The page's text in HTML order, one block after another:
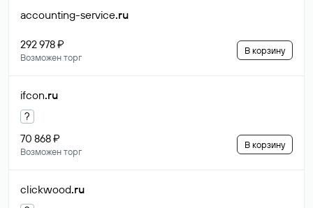
accounting-service.ru
292 978 ₽
Возможен торг
В корзину
ifcon.ru
?
70 868 ₽
Возможен торг
В корзину
clickwood.ru